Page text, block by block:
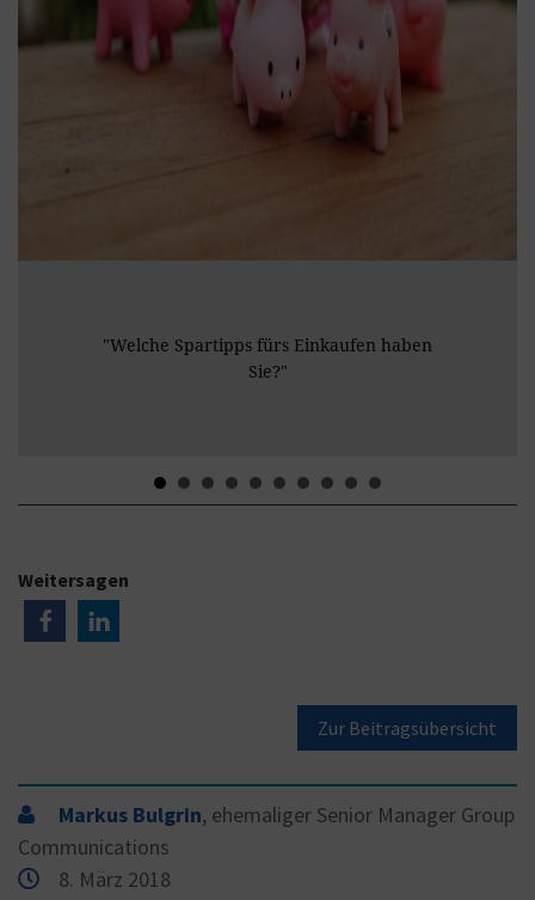
"Welche Spartipps fürs Einkaufen haben
Sie?"
Weitersagen
Zur Beitragsübersicht
Markus Bulgrin, ehemaliger Senior Manager Group
Communications
8. März 2018